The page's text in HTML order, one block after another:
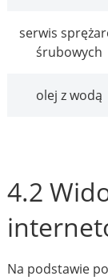
serwis
śrubowych
olej z wodą
4.2
Na podstawie